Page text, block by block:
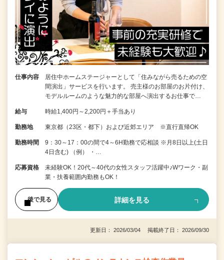
仕事内容
居住中ホームステージャーとして「住みながら売るための空
間演出」サービスを行います。 売主様のお部屋のお片付け、
モデルルームのような魅力的な部屋へ演出するお仕事で…
給与 時給1,400円～2,200円＋手当あり
勤務地 東京都（23区・都下）および近郊エリア ※直行直帰OK
勤務時間
9：30～17：00の間で4～6H勤務で応相談 ※月8日以上(土日
4日含む) （例） ・…
応募資格
未経験OK！20代～40代の女性スタッフ活躍中♪Wワーク・副
業・扶養範囲内勤務もOK！
後で見る 詳細を見る
更新日： 2026/03/04 掲載終了日： 2026/09/30